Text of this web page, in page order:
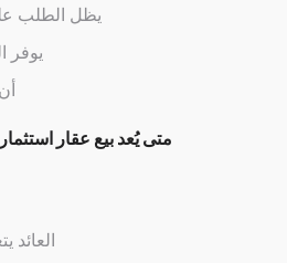
يظل الطلب
يوفر
متى يُعد بيع عقار